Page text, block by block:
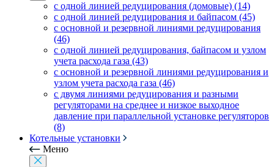
с одной линией редуцирования (домовые) (14)
с одной линией редуцирования и байпасом (45)
с основной и резервной линиями редуцирования
(46)
с одной линией редуцирования, байпасом и узлом
учета расхода газа (43)
с основной и резервной линиями редуцирования и
узлом учета расхода газа (46)
с двумя линиями редуцирования и разными
регуляторами на среднее и низкое выходное
давление при параллельной установке регуляторов
(8)
Котельные установки
Меню